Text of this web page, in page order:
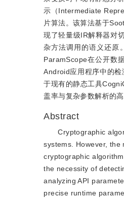
示（Intermediate
片算法。该算法基于
现了轻量级IR解释器对
杂方法调用的语义还原
ParamScope在公开数
Android应用程序中的
于现有的静态工具
盖率与复杂参数解析的
Abstract
Cryptographic
systems. However,
cryptographic
the necessity of
analyzing API
precise runtime